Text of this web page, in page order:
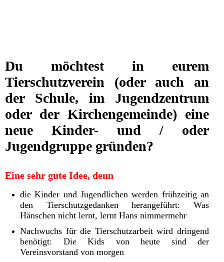
Du möchtest in eurem
Tierschutzverein (oder auch an
der Schule, im Jugendzentrum
oder der Kirchengemeinde) eine
neue Kinder- und / oder
Jugendgruppe gründen?
Eine sehr gute Idee, denn
die Kinder und Jugendlichen werden frühzeitig an
den Tierschutzgedanken herangeführt: Was
Hänschen nicht lernt, lernt Hans nimmermehr
Nachwuchs für die Tierschutzarbeit wird dringend
benötigt: Die Kids von heute sind der
Vereinsvorstand von morgen